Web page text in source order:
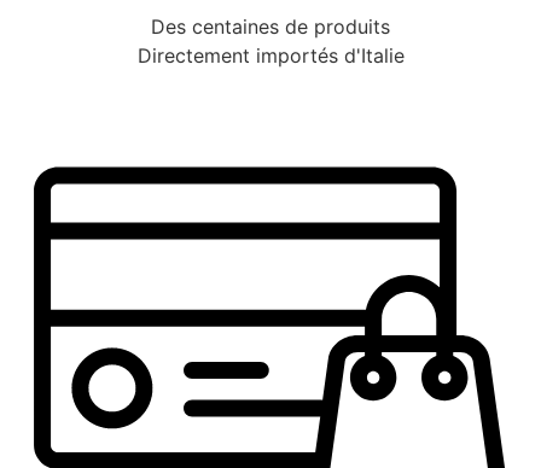
Des centaines de produits
Directement importés d'Italie